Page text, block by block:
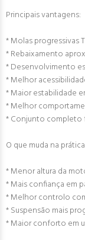
Principais vantagens:
* Molas progressivas
* Rebaixamento
* Desenvolvimento
* Melhor
* Maior estabilidade
* Melhor
* Conjunto completo
O que muda na
* Menor altura da
* Mais confiança em
* Melhor controlo
* Suspensão mais
* Maior conforto em